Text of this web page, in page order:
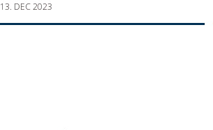
13. DEC 2023